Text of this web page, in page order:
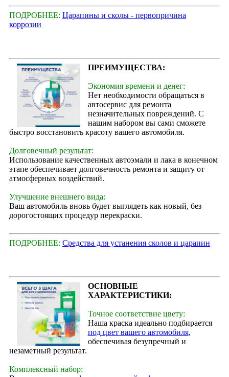
ПОДРОБНЕЕ: Царапины и сколы - первопричина
коррозии
ПРЕИМУЩЕСТВА:
Экономия времени и денег:
Нет необходимости обращаться в
автосервис для ремонта
незначительных повреждений. С
нашим набором вы сами сможете
быстро восстановить красоту вашего автомобиля.
Долговечный результат:
Использование качественных автоэмали и лака в конечном
этапе обеспечивает долговечность ремонта и защиту от
атмосферных воздействий.
Улучшение внешнего вида:
Ваш автомобиль вновь будет выглядеть как новый, без
дорогостоящих процедур перекраски.
ПОДРОБНЕЕ: Средства для устанения сколов и царапин
ОСНОВНЫЕ
ХАРАКТЕРИСТИКИ:
Точное соответствие цвету:
Наша краска идеально подбирается
под цвет вашего автомобиля,
обеспечивая безупречный и
незаметный результат.
Комплексный набор: